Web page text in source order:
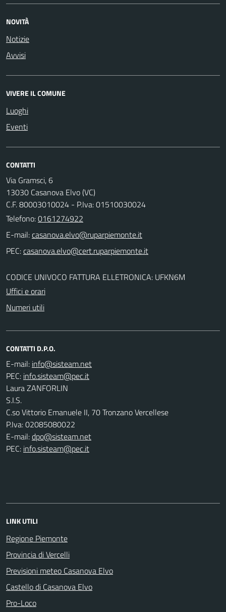
NOVITÀ
Notizie
Avvisi
VIVERE IL COMUNE
Luoghi
Eventi
CONTATTI
Via Gramsci, 6
13030 Casanova Elvo (VC)
C.F. 80003010024 - P.Iva: 01510030024
Telefono:0161274922
E-mail:
PEC:
CODICE UNIVOCO FATTURA ELLETRONICA: UFKN6M
Uffici e orari
Numeri utili
CONTATTI D.P.O.
E-mail:
PEC:
Laura ZANFORLIN
S.I.S.
C.so Vittorio Emanuele II, 70 Tronzano Vercellese
P.Iva: 02085080022
E-mail:dpo@sisteam.net
PEC: info.sisteam@pec.it
LINK UTILI
Regione Piemonte
Provincia di Vercelli
Previsioni meteo Casanova Elvo
Castello di Casanova Elvo
Pro-Loco